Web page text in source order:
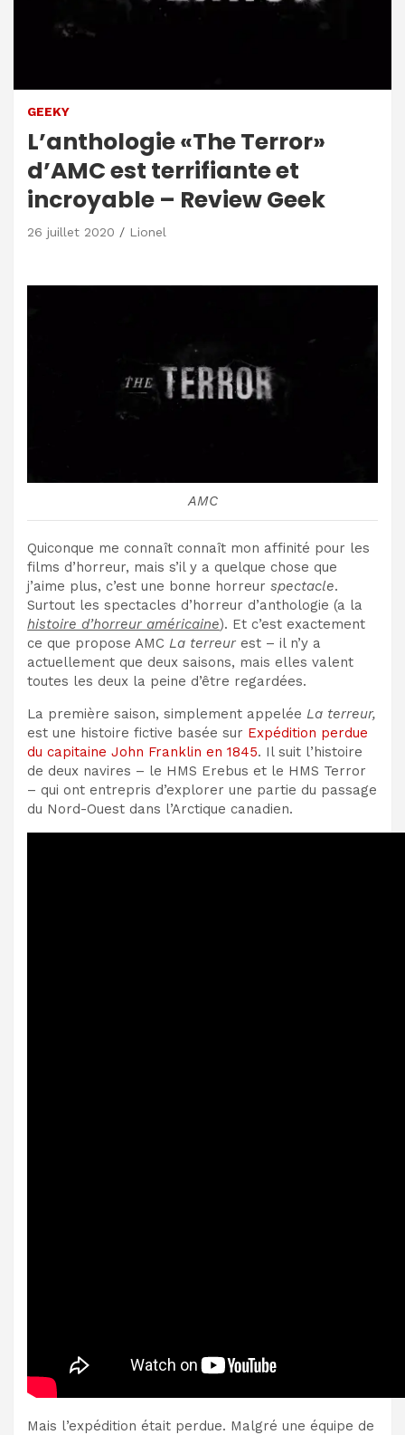
GEEKY
L’anthologie «The Terror»
d’AMC est terrifiante et
incroyable – Review Geek
26 juillet 2020 Lionel
AMC
Quiconque me connaît connaît mon affinité pour les
films d’horreur, mais s’il y a quelque chose que
j’aime plus, c’est une bonne horreur spectacle.
Surtout les spectacles d’horreur d’anthologie (a la
histoire d’horreur américaine). Et c’est exactement
ce que propose AMC La terreur est – il n’y a
actuellement que deux saisons, mais elles valent
toutes les deux la peine d’être regardées.
La première saison, simplement appelée La terreur,
est une histoire fictive basée sur Expédition perdue
du capitaine John Franklin en 1845. Il suit l’histoire
de deux navires – le HMS Erebus et le HMS Terror
– qui ont entrepris d’explorer une partie du passage
du Nord-Ouest dans l’Arctique canadien.
Mais l’expédition était perdue. Malgré une équipe de